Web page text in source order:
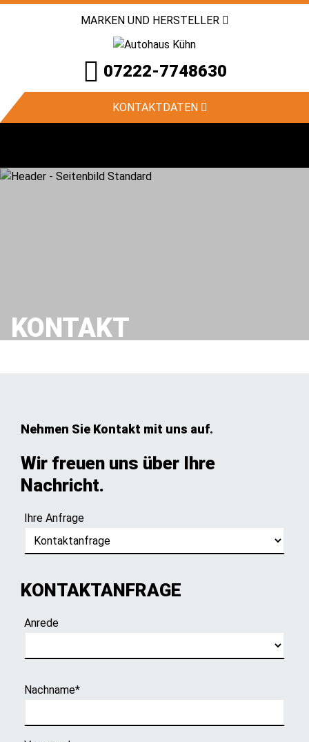
MARKEN UND HERSTELLER
07222-7748630
KONTAKTDATEN
KONTAKT
Nehmen Sie Kontakt mit uns auf.
Wir freuen uns über Ihre
Nachricht.
Ihre Anfrage
KONTAKTANFRAGE
Anrede
Nachname*